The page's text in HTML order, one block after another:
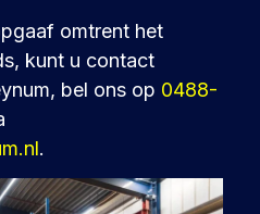
omtrent het
kunt u contact
bel ons op 0488-
.